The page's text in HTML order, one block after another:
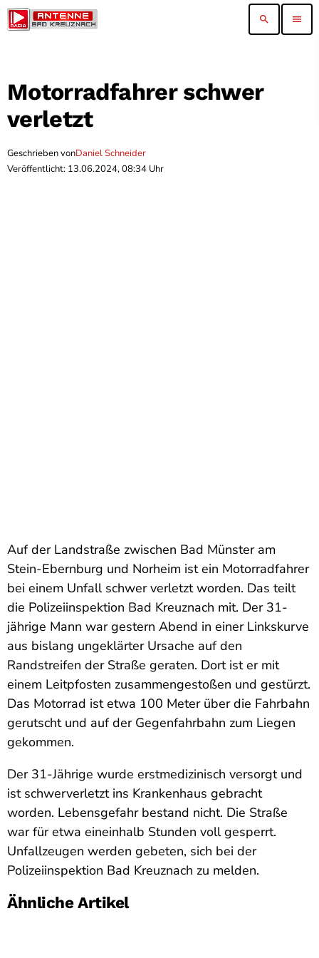
search menu
Motorradfahrer schwer
verletzt
Geschrieben vonDaniel Schneider
Veröffentlicht: 13.06.2024, 08:34 Uhr
Auf der Landstraße zwischen Bad Münster am
Stein-Ebernburg und Norheim ist ein Motorradfahrer
bei einem Unfall schwer verletzt worden. Das teilt
die Polizeiinspektion Bad Kreuznach mit. Der 31-
jährige Mann war gestern Abend in einer Linkskurve
aus bislang ungeklärter Ursache auf den
Randstreifen der Straße geraten. Dort ist er mit
einem Leitpfosten zusammengestoßen und gestürzt.
Das Motorrad ist etwa 100 Meter über die Fahrbahn
gerutscht und auf der Gegenfahrbahn zum Liegen
gekommen.
Der 31-Jährige wurde erstmedizinisch versorgt und
ist schwerverletzt ins Krankenhaus gebracht
worden. Lebensgefahr bestand nicht. Die Straße
war für etwa eineinhalb Stunden voll gesperrt.
Unfallzeugen werden gebeten, sich bei der
Polizeiinspektion Bad Kreuznach zu melden.
Ähnliche Artikel